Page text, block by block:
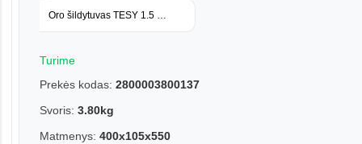
Oro šildytuvas TESY 1.5 kW universalus
Turime
Prekės kodas: 2800003800137
Svoris: 3.80kg
Matmenys: 400x105x550